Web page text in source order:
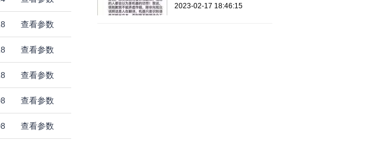
查看参数
查看参数
查看参数
查看参数
查看参数
2023-02-17 18:46:15